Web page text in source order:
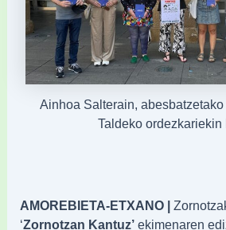
Ainhoa Salterain,
Taldeko ordezkariekin
AMOREBIETA-ETXANO |
‘Zornotzan Kantuz’ ekimenaren